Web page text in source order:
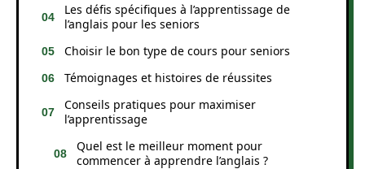
Les défis spécifiques à l’apprentissage de
l’anglais pour les seniors
Choisir le bon type de cours pour seniors
Témoignages et histoires de réussites
Conseils pratiques pour maximiser
l’apprentissage
Quel est le meilleur moment pour
commencer à apprendre l’anglais ?